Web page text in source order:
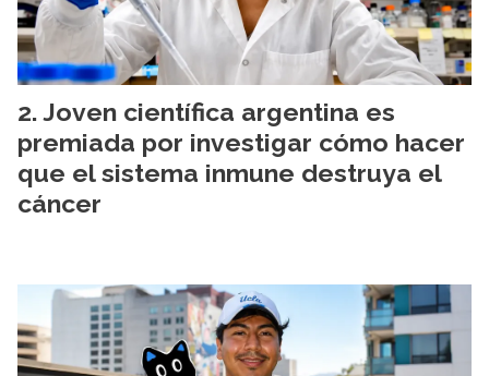
Joven científica argentina es
premiada por investigar cómo hacer
que el sistema inmune destruya el
cáncer